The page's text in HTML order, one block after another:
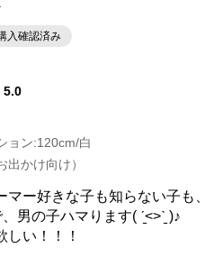
入確認済み
5.0
ョン:120cm/白
出かけ向け）
マー好きな子も知らない子も
男の子ハマります( ˊ̱˂˃ˋ̱ )♪
しい！！！